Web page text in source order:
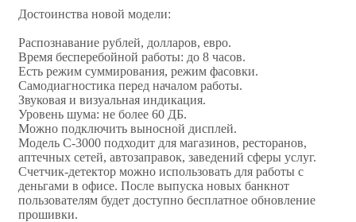
Достоинства новой модели:
Распознавание рублей, долларов, евро.
Время бесперебойной работы: до 8 часов.
Есть режим суммирования, режим фасовки.
Самодиагностика перед началом работы.
Звуковая и визуальная индикация.
Уровень шума: не более 60 ДБ.
Можно подключить выносной дисплей.
Модель C-3000 подходит для магазинов, ресторанов,
аптечных сетей, автозаправок, заведений сферы услуг.
Счетчик-детектор можно использовать для работы с
деньгами в офисе. После выпуска новых банкнот
пользователям будет доступно бесплатное обновление
прошивки.